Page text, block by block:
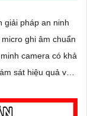
giải pháp an ninh
ghi âm chuẩn
sát hiệu quả và